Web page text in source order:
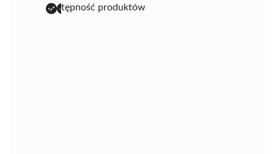
dostępność produktów